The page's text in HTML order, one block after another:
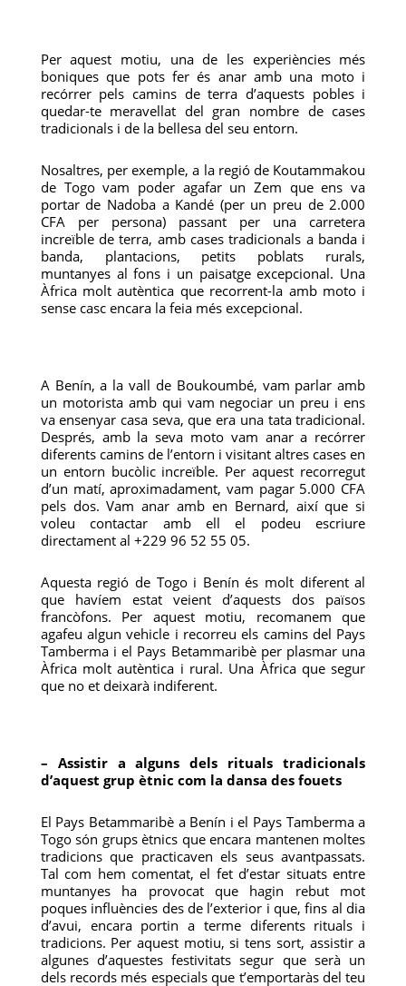
Per aquest motiu, una de les experiències més
boniques que pots fer és anar amb una moto i
recórrer pels camins de terra d’aquests pobles i
quedar-te meravellat del gran nombre de cases
tradicionals i de la bellesa del seu entorn.
Nosaltres, per exemple, a la regió de Koutammakou
de Togo vam poder agafar un Zem que ens va
portar de Nadoba a Kandé (per un preu de 2.000
CFA per persona) passant per una carretera
increïble de terra, amb cases tradicionals a banda i
banda, plantacions, petits poblats rurals,
muntanyes al fons i un paisatge excepcional. Una
Àfrica molt autèntica que recorrent-la amb moto i
sense casc encara la feia més excepcional.
A Benín, a la vall de Boukoumbé, vam parlar amb
un motorista amb qui vam negociar un preu i ens
va ensenyar casa seva, que era una tata tradicional.
Després, amb la seva moto vam anar a recórrer
diferents camins de l’entorn i visitant altres cases en
un entorn bucòlic increïble. Per aquest recorregut
d’un matí, aproximadament, vam pagar 5.000 CFA
pels dos. Vam anar amb en Bernard, així que si
voleu contactar amb ell el podeu escriure
directament al +229 96 52 55 05.
Aquesta regió de Togo i Benín és molt diferent al
que havíem estat veient d’aquests dos països
francòfons. Per aquest motiu, recomanem que
agafeu algun vehicle i recorreu els camins del Pays
Tamberma i el Pays Betammaribè per plasmar una
Àfrica molt autèntica i rural. Una Àfrica que segur
que no et deixarà indiferent.
– Assistir a alguns dels rituals tradicionals
d’aquest grup ètnic com la dansa des fouets
El Pays Betammaribè a Benín i el Pays Tamberma a
Togo són grups ètnics que encara mantenen moltes
tradicions que practicaven els seus avantpassats.
Tal com hem comentat, el fet d’estar situats entre
muntanyes ha provocat que hagin rebut mot
poques influències des de l’exterior i que, fins al dia
d’avui, encara portin a terme diferents rituals i
tradicions. Per aquest motiu, si tens sort, assistir a
algunes d’aquestes festivitats segur que serà un
dels records més especials que t’emportaràs del teu